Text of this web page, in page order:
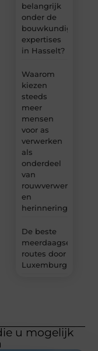
belangrijk
onder de
bouwkundige
expertises
in Hasselt?
Waarom
kiezen
steeds
meer
mensen
voor as
verwerken
als
onderdeel
van
rouwverwerking
en
herinnering?
De beste
meerdaagse
routes door
Luxemburg
u mogelijk